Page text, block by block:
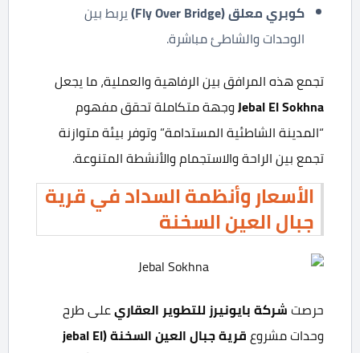
كوبري معلق(Fly Over Bridge)
يربط بين
الوحدات والشاطئ مباشرة.
تجمع هذه المرافق بين الرفاهية والعملية، ما يجعل
Jebal El Sokhnaوجهة متكاملة تحقق مفهوم
“المدينة الشاطئية المستدامة” وتوفر بيئة متوازنة
تجمع بين الراحة والاستجمام والأنشطة المتنوعة.
الأسعار وأنظمة السداد في قرية
جبال العين السخنة
حرصتشركة بايونيرز للتطوير العقاريعلى طرح
وحدات مشروعقرية جبال العين السخنة (jebal El